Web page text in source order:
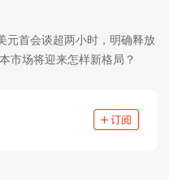
元首会谈超两小时，明确释放
市场将迎来怎样新格局？